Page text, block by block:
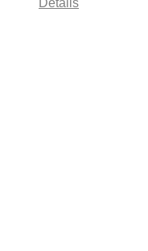
Details